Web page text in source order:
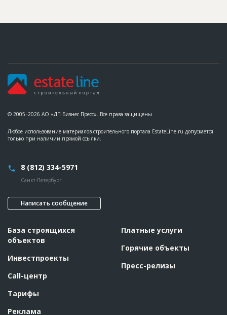
© 2005–2026 АО «ДП Бизнес Пресс». Все права защищены
Любое использование материалов строительного портала EstateLine.ru допускается
только при наличии прямой ссылки.
8 (812) 334-5971
Санкт-Петербург
Написать сообщение
База строящихся
объектов
Инвестпроекты
Call-центр
Тарифы
Реклама
Платные услуги
Горячие объекты
Пресс-релизы